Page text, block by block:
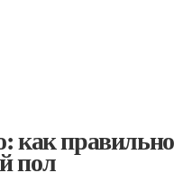
как правильно
пол